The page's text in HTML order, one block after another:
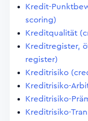
Kredit-
scoring)
Kreditqualität
Kreditregister,
register)
Kreditrisiko
Kreditrisiko-
Kreditrisiko-
Kreditrisiko-